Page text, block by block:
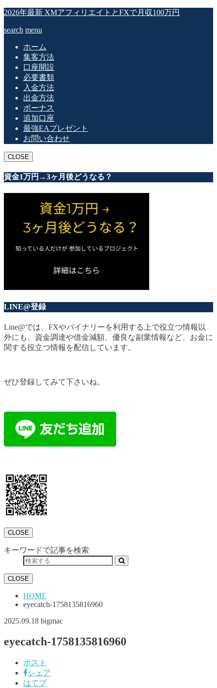
2026年最新 XMアフィリエイトとFXで月収100万円
search menu
ホーム
集客方法
口座開設
必要書類
入金方法
出金方法
ボーナス
追加口座
最強EAプレゼント
お問い合わせ
CLOSE
資金1万円→3ヶ月後どうなる？
LINE@登録
Line@では、FXやバイナリーを利用する上で役立つ情報以
外にも、資金調達や借金減額、優良な副業情報など、お金に
関する役立つ情報を配信しています。
ぜひ登録してみて下さいね。
CLOSE
キーワードで記事を検索
CLOSE
HOME
eyecatch-1758135816960
2025.09.18 bigmac
eyecatch-1758135816960
ポスト
シェア
はてブ